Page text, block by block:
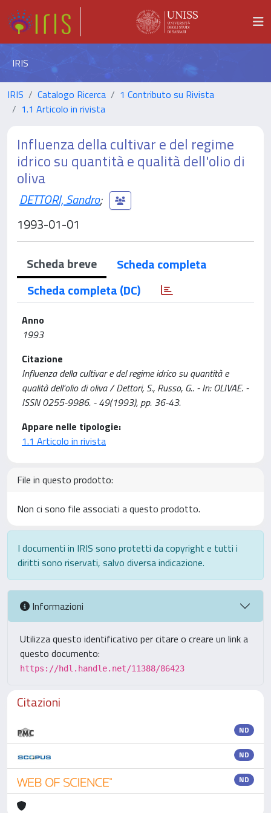
IRIS
IRIS Catalogo Ricerca
1 Contributo su Rivista
1.1 Articolo in rivista
Influenza della cultivar e del regime
idrico su quantità e qualità dell'olio di
oliva
DETTORI, Sandro;
1993-01-01
Scheda breve
Scheda completa
Scheda completa (DC)
Anno
1993
Citazione
Influenza della cultivar e del regime idrico su quantità e
qualità dell'olio di oliva / Dettori, S., Russo, G.. - In: OLIVAE. -
ISSN 0255-9986. - 49(1993), pp. 36-43.
Appare nelle tipologie:
1.1 Articolo in rivista
File in questo prodotto:
Non ci sono file associati a questo prodotto.
I documenti in IRIS sono protetti da copyright e tutti i
diritti sono riservati, salvo diversa indicazione.
Informazioni
Utilizza questo identificativo per citare o creare un link a
questo documento:
https://hdl.handle.net/11388/86423
Citazioni
ND
ND
ND